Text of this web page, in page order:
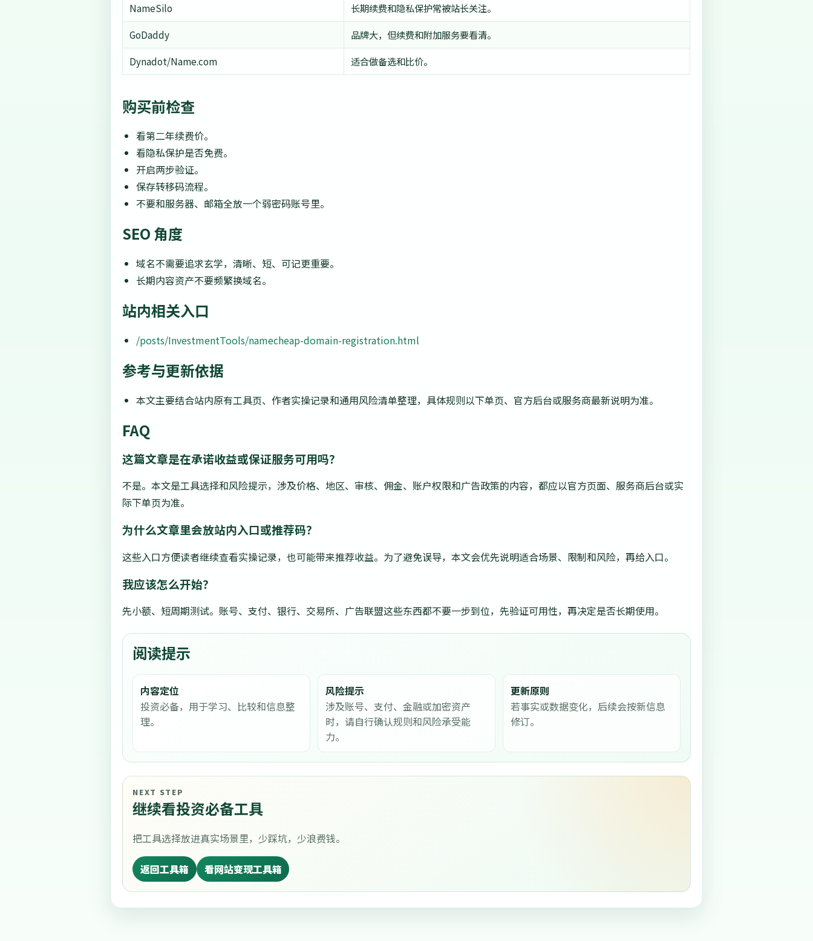
NameSilo
长期续费和隐私保护常被站长关注。
GoDaddy
品牌大，但续费和附加服务要看清。
Dynadot/Name.com
适合做备选和比价。
购买前检查
看第二年续费价。
看隐私保护是否免费。
开启两步验证。
保存转移码流程。
不要和服务器、邮箱全放一个弱密码账号里。
SEO 角度
域名不需要追求玄学，清晰、短、可记更重要。
长期内容资产不要频繁换域名。
站内相关入口
/posts/InvestmentTools/namecheap-domain-registration.html
参考与更新依据
本文主要结合站内原有工具页、作者实操记录和通用风险清单整理，具体规则以下单页、官方后台或服务商最新说明为准。
FAQ
这篇文章是在承诺收益或保证服务可用吗？
不是。本文是工具选择和风险提示，涉及价格、地区、审核、佣金、账户权限和广告政策的内容，都应以官方页面、服务商后台或实
际下单页为准。
为什么文章里会放站内入口或推荐码？
这些入口方便读者继续查看实操记录，也可能带来推荐收益。为了避免误导，本文会优先说明适合场景、限制和风险，再给入口。
我应该怎么开始？
先小额、短周期测试。账号、支付、银行、交易所、广告联盟这些东西都不要一步到位，先验证可用性，再决定是否长期使用。
阅读提示
内容定位
投资必备，用于学习、比较和信息整
理。
风险提示
涉及账号、支付、金融或加密资产
时，请自行确认规则和风险承受能
力。
更新原则
若事实或数据变化，后续会按新信息
修订。
NEXT STEP
继续看投资必备工具
把工具选择放进真实场景里，少踩坑，少浪费钱。
返回工具箱 看网站变现工具箱